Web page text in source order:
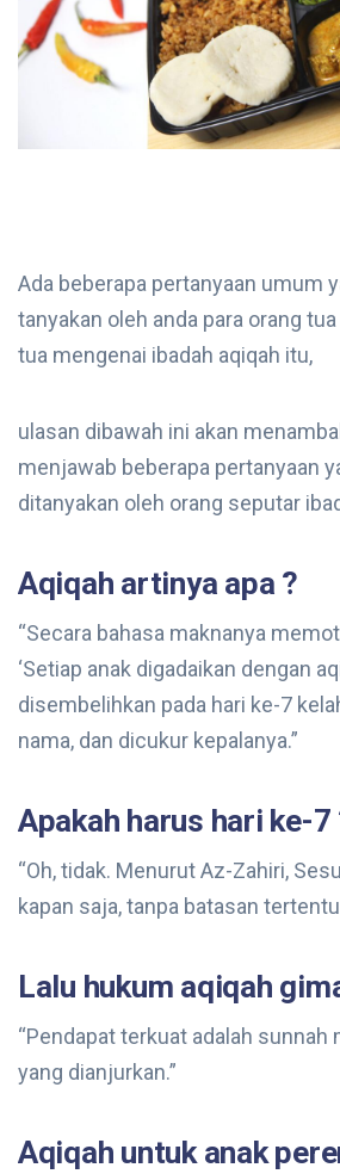
Ada beberapa pertanyaan umum
tanyakan oleh anda para orang
tua mengenai ibadah aqiqah itu,
ulasan dibawah ini akan
menjawab beberapa pertanyaan
ditanyakan oleh orang seputar
Aqiqah artinya apa ?
“Secara bahasa maknanya
‘Setiap anak digadaikan dengan
disembelihkan pada hari ke-7
nama, dan dicukur kepalanya.”
Apakah harus hari ke-7
“Oh, tidak. Menurut Az-Zahiri,
kapan saja, tanpa batasan
Lalu hukum aqiqah
“Pendapat terkuat adalah sunnah
yang dianjurkan.”
Aqiqah untuk anak